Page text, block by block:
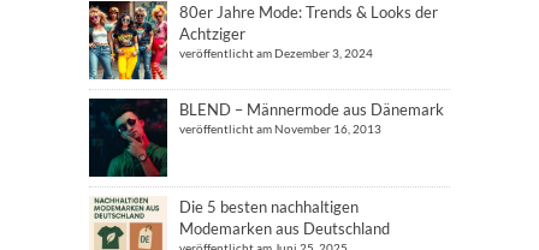
80er Jahre Mode: Trends & Looks der
Achtziger
veröffentlicht am Dezember 3, 2024
BLEND – Männermode aus Dänemark
veröffentlicht am November 16, 2013
Die 5 besten nachhaltigen
Modemarken aus Deutschland